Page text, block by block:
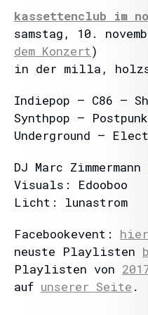
kassettenclub im
samstag, 10.
dem Konzert)
in der milla,
Indiepop – C86 –
Synthpop –
Underground –
DJ Marc
Visuals: Edooboo
Licht: lunastrom
Facebookevent: hier
neuste Playlisten
Playlisten von
auf unserer Seite .